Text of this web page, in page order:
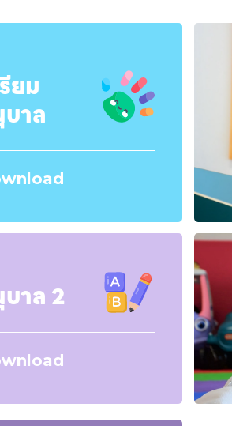
ยม
าล
าล 2